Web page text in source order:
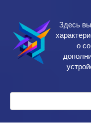
контенту
Здесь
о
Поиск: